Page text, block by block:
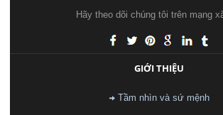
Hãy theo dõi chúng tôi trên mạng
GIỚI THIỆU
Tầm nhìn và sứ mệnh